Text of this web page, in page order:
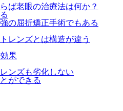
ば老眼の治療法は何か？
の屈折矯正手術でもある
レンズとは構造が違う
果
ンズも劣化しない
ができる